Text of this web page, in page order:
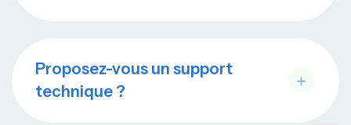
Proposez-vous un support
technique ?